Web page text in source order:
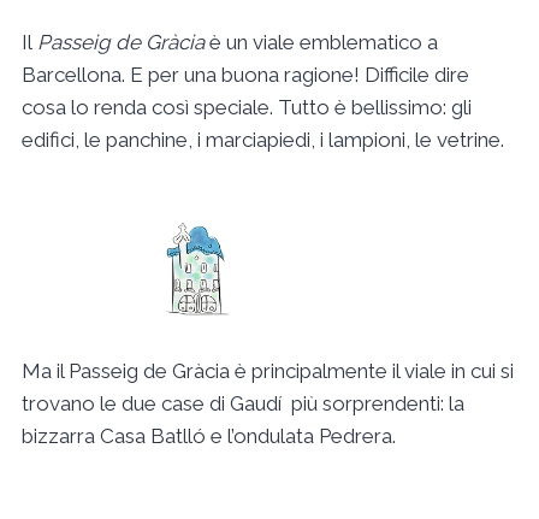
Il Passeig de Gràciaè un viale emblematico a
Barcellona. E per una buona ragione! Difficile dire
cosa lo renda così speciale. Tutto è bellissimo: gli
edifici, le panchine, i marciapiedi, i lampioni, le vetrine.
Ma il Passeig de Gràcia è principalmente il viale in cui si
trovano le due case di Gaudí più sorprendenti: la
bizzarra Casa Batlló e l’ondulata Pedrera.